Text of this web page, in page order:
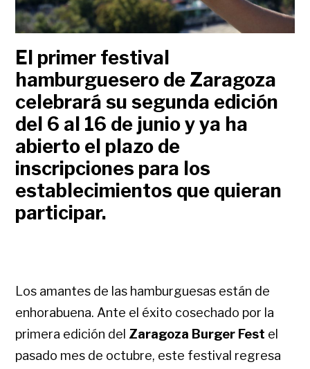
El primer festival
hamburguesero de Zaragoza
celebrará su segunda edición
del 6 al 16 de junio y ya ha
abierto el plazo de
inscripciones para los
establecimientos que quieran
participar.
Los amantes de las hamburguesas están de
enhorabuena. Ante el éxito cosechado por la
primera edición del Zaragoza Burger Fest el
pasado mes de octubre, este festival regresa